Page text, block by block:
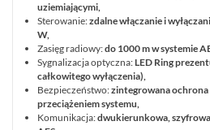
uziemiającymi,
Sterowanie:zdalne włączanie i
W,
Zasięg radiowy:do 1000 m w systemie
Sygnalizacja optyczna:LED Ring
całkowitego wyłączenia),
Bezpieczeństwo:zintegrowana
przeciążeniem systemu,
Komunikacja:dwukierunkowa,